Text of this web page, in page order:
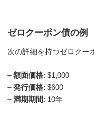
ゼロクーポン債の例
次の詳細を持つゼロクー
–額面価格: $1,000
–発行価格: $600
–満期期間: 10年